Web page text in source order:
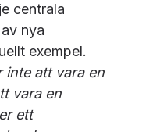
centrala
nya
exempel.
inte att vara en
vara en
ett